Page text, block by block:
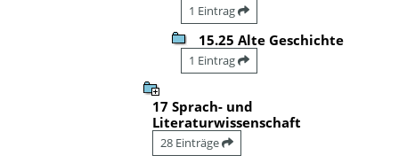
1 Eintrag
15.25 Alte Geschichte
1 Eintrag
17 Sprach- und
Literaturwissenschaft
28 Einträge